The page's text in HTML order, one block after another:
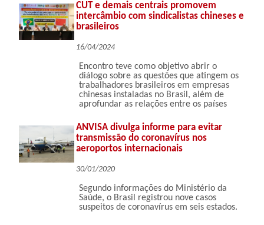
CUT e demais centrais promovem
intercâmbio com sindicalistas chineses e
brasileiros
16/04/2024
Encontro teve como objetivo abrir o
diálogo sobre as questões que atingem os
trabalhadores brasileiros em empresas
chinesas instaladas no Brasil, além de
aprofundar as relações entre os países
ANVISA divulga informe para evitar
transmissão do coronavírus nos
aeroportos internacionais
30/01/2020
Segundo informações do Ministério da
Saúde, o Brasil registrou nove casos
suspeitos de coronavírus em seis estados.